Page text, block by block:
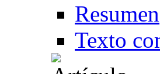
Resumen
Texto